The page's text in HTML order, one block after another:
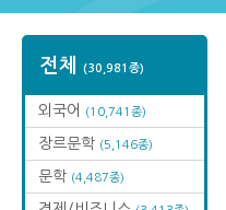
전체 (30,981종)
외국어 (10,741종)
장르문학 (5,146종)
문학 (4,487종)